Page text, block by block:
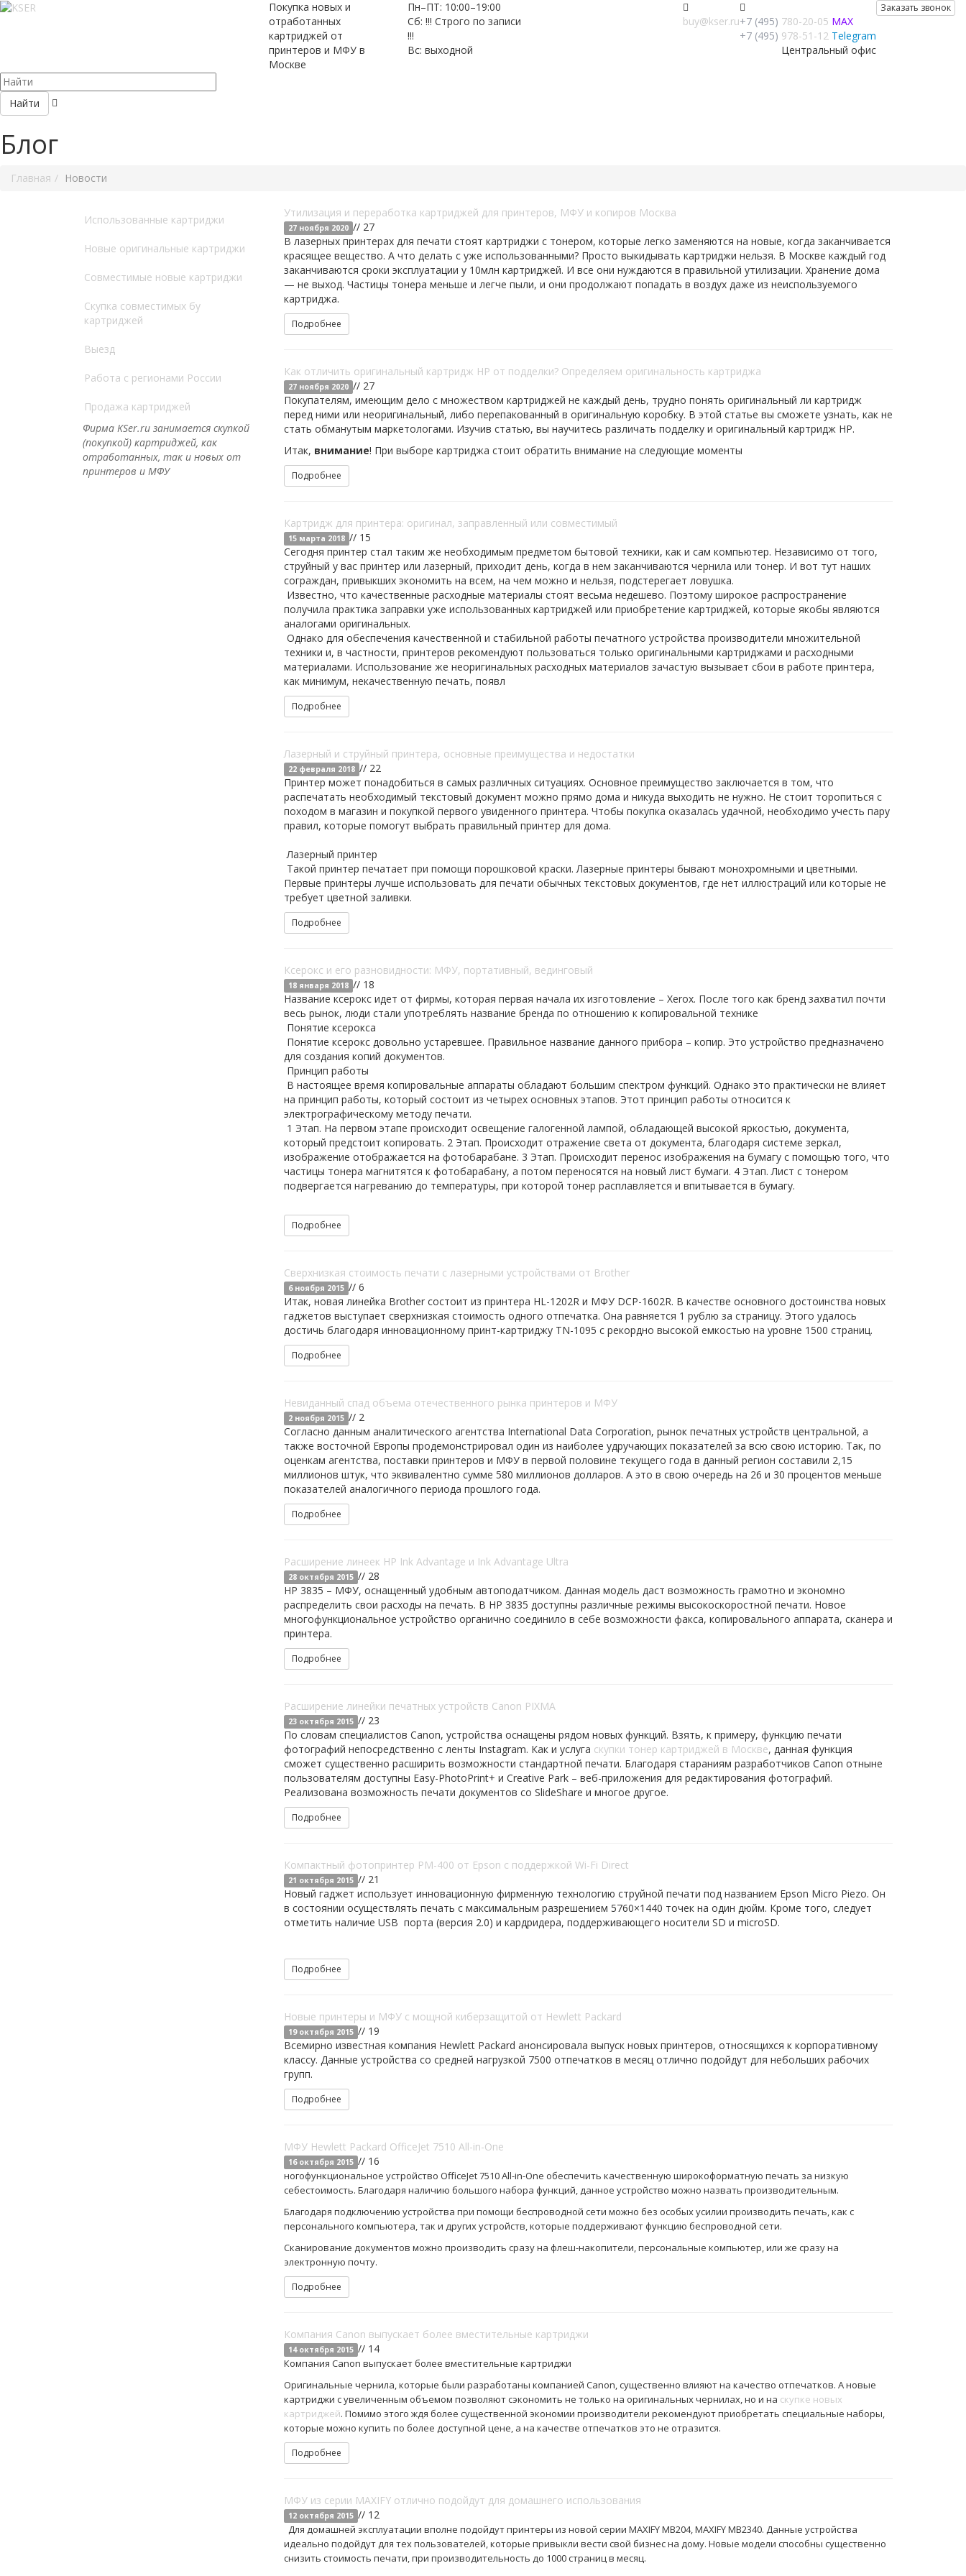
Покупка новых и
отработанных
картриджей от
принтеров и МФУ в
Москве
Пн–ПТ: 10:00–19:00
Сб: !!! Строго по записи
!!!
Вс: выходной
Заказать звонок
+7 (495) 780-20-05 MAX
+7 (495) 978-51-12 Telegram
Центральный офис
buy@kser.ru
Найти
Блог
Главная Новости
Использованные картриджи
Новые оригинальные картриджи
Совместимые новые картриджи
Скупка совместимых бу
картриджей
Выезд
Работа с регионами России
Продажа картриджей
Фирма KSer.ru занимается скупкой
(покупкой) картриджей, как
отработанных, так и новых от
принтеров и МФУ
Утилизация и переработка картриджей для принтеров, МФУ и копиров Москва
27 ноября 2020 // 27
В лазерных принтерах для печати стоят картриджи с тонером, которые легко заменяются на новые, когда заканчивается
красящее вещество. А что делать с уже использованными? Просто выкидывать картриджи нельзя. В Москве каждый год
заканчиваются сроки эксплуатации у 10млн картриджей. И все они нуждаются в правильной утилизации. Хранение дома
— не выход. Частицы тонера меньше и легче пыли, и они продолжают попадать в воздух даже из неиспользуемого
картриджа.
Подробнее
Как отличить оригинальный картридж HP от подделки? Определяем оригинальность картриджа
27 ноября 2020 // 27
Покупателям, имеющим дело с множеством картриджей не каждый день, трудно понять оригинальный ли картридж
перед ними или неоригинальный, либо перепакованный в оригинальную коробку. В этой статье вы сможете узнать, как не
стать обманутым маркетологами. Изучив статью, вы научитесь различать подделку и оригинальный картридж HP.
Итак, внимание! При выборе картриджа стоит обратить внимание на следующие моменты
Подробнее
Картридж для принтера: оригинал, заправленный или совместимый
15 марта 2018 // 15
Сегодня принтер стал таким же необходимым предметом бытовой техники, как и сам компьютер. Независимо от того,
струйный у вас принтер или лазерный, приходит день, когда в нем заканчиваются чернила или тонер. И вот тут наших
сограждан, привыкших экономить на всем, на чем можно и нельзя, подстерегает ловушка.
Известно, что качественные расходные материалы стоят весьма недешево. Поэтому широкое распространение
получила практика заправки уже использованных картриджей или приобретение картриджей, которые якобы являются
аналогами оригинальных.
Однако для обеспечения качественной и стабильной работы печатного устройства производители множительной
техники и, в частности, принтеров рекомендуют пользоваться только оригинальными картриджами и расходными
материалами. Использование же неоригинальных расходных материалов зачастую вызывает сбои в работе принтера,
как минимум, некачественную печать, появл
Подробнее
Лазерный и струйный принтера, основные преимущества и недостатки
22 февраля 2018 // 22
Принтер может понадобиться в самых различных ситуациях. Основное преимущество заключается в том, что
распечатать необходимый текстовый документ можно прямо дома и никуда выходить не нужно. Не стоит торопиться с
походом в магазин и покупкой первого увиденного принтера. Чтобы покупка оказалась удачной, необходимо учесть пару
правил, которые помогут выбрать правильный принтер для дома.
Лазерный принтер
Такой принтер печатает при помощи порошковой краски. Лазерные принтеры бывают монохромными и цветными.
Первые принтеры лучше использовать для печати обычных текстовых документов, где нет иллюстраций или которые не
требует цветной заливки.
Подробнее
Ксерокс и его разновидности: МФУ, портативный, вединговый
18 января 2018 // 18
Название ксерокс идет от фирмы, которая первая начала их изготовление – Xerox. После того как бренд захватил почти
весь рынок, люди стали употреблять название бренда по отношению к копировальной технике
Понятие ксерокса
Понятие ксерокс довольно устаревшее. Правильное название данного прибора – копир. Это устройство предназначено
для создания копий документов.
Принцип работы
В настоящее время копировальные аппараты обладают большим спектром функций. Однако это практически не влияет
на принцип работы, который состоит из четырех основных этапов. Этот принцип работы относится к
электрографическому методу печати.
1 Этап. На первом этапе происходит освещение галогенной лампой, обладающей высокой яркостью, документа,
который предстоит копировать. 2 Этап. Происходит отражение света от документа, благодаря системе зеркал,
изображение отображается на фотобарабане. 3 Этап. Происходит перенос изображения на бумагу с помощью того, что
частицы тонера магнитятся к фотобарабану, а потом переносятся на новый лист бумаги. 4 Этап. Лист с тонером
подвергается нагреванию до температуры, при которой тонер расплавляется и впитывается в бумагу.
Подробнее
Сверхнизкая стоимость печати с лазерными устройствами от Brother
6 ноября 2015 // 6
Итак, новая линейка Brother состоит из принтера HL-1202R и МФУ DCP-1602R. В качестве основного достоинства новых
гаджетов выступает сверхнизкая стоимость одного отпечатка. Она равняется 1 рублю за страницу. Этого удалось
достичь благодаря инновационному принт-картриджу TN-1095 с рекордно высокой емкостью на уровне 1500 страниц.
Подробнее
Невиданный спад объема отечественного рынка принтеров и МФУ
2 ноября 2015 // 2
Cогласно данным аналитического агентства International Data Corporation, рынок печатных устройств центральной, а
также восточной Европы продемонстрировал один из наиболее удручающих показателей за всю свою историю. Так, по
оценкам агентства, поставки принтеров и МФУ в первой половине текущего года в данный регион составили 2,15
миллионов штук, что эквивалентно сумме 580 миллионов долларов. А это в свою очередь на 26 и 30 процентов меньше
показателей аналогичного периода прошлого года.
Подробнее
Расширение линеек HP Ink Advantage и Ink Advantage Ultra
28 октября 2015 // 28
HP 3835 – МФУ, оснащенный удобным автоподатчиком. Данная модель даст возможность грамотно и экономно
распределить свои расходы на печать. В HP 3835 доступны различные режимы высокоскоростной печати. Новое
многофункциональное устройство органично соединило в себе возможности факса, копировального аппарата, сканера и
принтера.
Подробнее
Расширение линейки печатных устройств Canon PIXMA
23 октября 2015 // 23
По словам специалистов Canon, устройства оснащены рядом новых функций. Взять, к примеру, функцию печати
фотографий непосредственно с ленты Instagram. Как и услуга скупки тонер картриджей в Москве, данная функция
сможет существенно расширить возможности стандартной печати. Благодаря стараниям разработчиков Canon отныне
пользователям доступны Easy-PhotoPrint+ и Creative Park – веб-приложения для редактирования фотографий.
Реализована возможность печати документов со SlideShare и многое другое.
Подробнее
Компактный фотопринтер PM-400 от Epson с поддержкой Wi-Fi Direct
21 октября 2015 // 21
Новый гаджет использует инновационную фирменную технологию струйной печати под названием Epson Micro Piezo. Он
в состоянии осуществлять печать с максимальным разрешением 5760×1440 точек на один дюйм. Кроме того, следует
отметить наличие USB порта (версия 2.0) и кардридера, поддерживающего носители SD и microSD.
Подробнее
Новые принтеры и МФУ с мощной киберзащитой от Hewlett Packard
19 октября 2015 // 19
Всемирно известная компания Hewlett Packard анонсировала выпуск новых принтеров, относящихся к корпоративному
классу. Данные устройства со средней нагрузкой 7500 отпечатков в месяц отлично подойдут для небольших рабочих
групп.
Подробнее
МФУ Hewlett Packard OfficeJet 7510 All-in-One
16 октября 2015 // 16
ногофункциональное устройство OfficeJet 7510 All-in-One обеспечить качественную широкоформатную печать за низкую
себестоимость. Благодаря наличию большого набора функций, данное устройство можно назвать производительным.
Благодаря подключению устройства при помощи беспроводной сети можно без особых усилии производить печать, как с
персонального компьютера, так и других устройств, которые поддерживают функцию беспроводной сети.
Сканирование документов можно производить сразу на флеш-накопители, персональные компьютер, или же сразу на
электронную почту.
Подробнее
Компания Canon выпускает более вместительные картриджи
14 октября 2015 // 14
Компания Canon выпускает более вместительные картриджи
Оригинальные чернила, которые были разработаны компанией Canon, существенно влияют на качество отпечатков. А новые
картриджи с увеличенным объемом позволяют сэкономить не только на оригинальных чернилах, но и на скупке новых
картриджей. Помимо этого ждя более существенной экономии производители рекомендуют приобретать специальные наборы,
которые можно купить по более доступной цене, а на качестве отпечатков это не отразится.
Подробнее
МФУ из серии MAXIFY отлично подойдут для домашнего использования
12 октября 2015 // 12
Для домашней эксплуатации вполне подойдут принтеры из новой серии MAXIFY MB204, MAXIFY MB2340. Данные устройства
идеально подойдут для тех пользователей, которые привыкли вести свой бизнес на дому. Новые модели способны существенно
снизить стоимость печати, при производительность до 1000 страниц в месяц.